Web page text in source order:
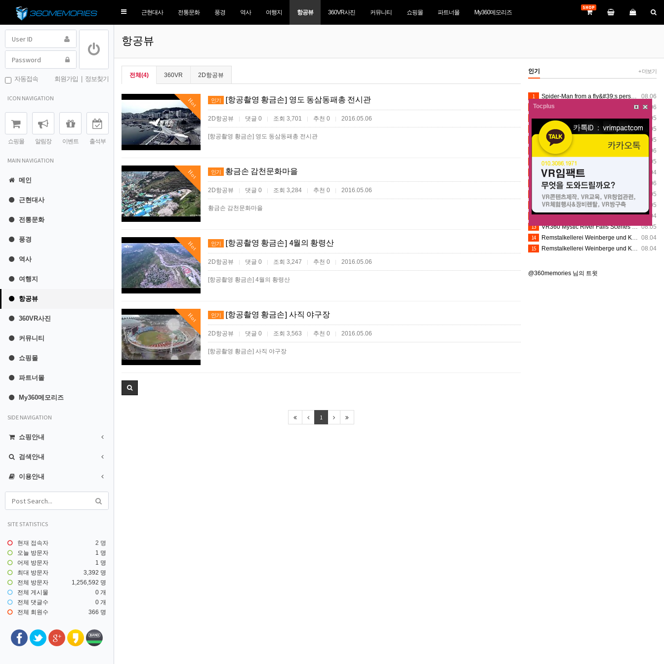
Toggle
SHOP
근현대사 전통문화 풍경 역사 여행지 항공뷰 360VR사진 커뮤니티 쇼핑몰 파트너몰 My360메모리즈
자동접속 회원가입 정보찾기
ICON NAVIGATION
쇼핑몰 알림장 이벤트 출석부
MAIN NAVIGATION
메인
근현대사
전통문화
풍경
역사
여행지
항공뷰
360VR사진
커뮤니티
쇼핑몰
파트너몰
My360메모리즈
SIDE NAVIGATION
쇼핑안내
검색안내
이용안내
SITE STATISTICS
현재 접속자
2 명
오늘 방문자
1 명
어제 방문자
1 명
최대 방문자
3,392 명
전체 방문자
1,256,592 명
전체 게시물
0 개
전체 댓글수
0 개
전체 회원수
366 명
항공뷰
전체(4) 360VR 2D항공뷰
Hot 인기 [항공촬영 황금손] 영도 동삼동패총 전시관
2D항공뷰 | 댓글 0 | 조회 3,701 | 추천 0 | 2016.05.06
[항공촬영 황금손] 영도 동삼동패총 전시관
Hot 인기 황금손 감천문화마을
2D항공뷰 | 댓글 0 | 조회 3,284 | 추천 0 | 2016.05.06
황금손 감천문화마을
Hot 인기 [항공촬영 황금손] 4월의 황령산
2D항공뷰 | 댓글 0 | 조회 3,247 | 추천 0 | 2016.05.06
[항공촬영 황금손] 4월의 황령산
Hot 인기 [항공촬영 황금손] 사직 야구장
2D항공뷰 | 댓글 0 | 조회 3,563 | 추천 0 | 2016.05.06
[항공촬영 황금손] 사직 야구장
1
인기 + 더보기
08.06
1
Spider-Man from a fly&#39;s perspective VR360
08.06
2
Spider-Man from a fly&#39;s perspective VR360
08.05
3
VR360 Stately Stroll after the drone show 8K (8-1-2026) - Silver Dollar City (Insta360 X5)
08.05
VR360 Mystic River Falls Scenes 8K (8-1-2026) - Silver Dollar City (Insta360 X5)
08.05
VR360 Stately Stroll after the drone show 8K (8-1-2026) - Silver Dollar City (Insta360 X5)
08.06
Spider-Man from a fly&#39;s perspective VR360
08.05
VR360 Stately Stroll after the drone show 8K (8-1-2026) - Silver Dollar City (Insta360 X5)
08.04
[VR360] 2026 一宮町納涼花火大会 総集編
08.06
Spider-Man from a fly&#39;s perspective VR360
08.05
VR360 Mystic River Falls Scenes 8K (8-1-2026) - Silver Dollar City (Insta360 X5)
08.05
VR360 Stately Stroll after the drone show 8K (8-1-2026) - Silver Dollar City (Insta360 X5)
08.04
12
[VR360] 2026 一宮町納涼花火大会 総集編
08.05
13
VR360 Mystic River Falls Scenes 8K (8-1-2026) - Silver Dollar City (Insta360 X5)
08.04
14
Remstalkellerei Weinberge und Kelter VR360
08.04
15 Remstalkellerei Weinberge und Kelter VR360
@360memories 님의 트윗
Tocplus